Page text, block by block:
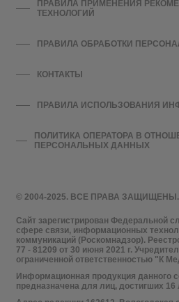
© 2004-2025. ВСЕ ПРАВА ЗАЩИЩЕНЫ.
Сайт зарегистрирован Федеральной
сфере связи, информационных
коммуникаций (Роскомнадзор).
77 - 81209 от 30 июня 2021 г.
ограниченной ответственностью "К
Информационная продукция данного
предназначена для лиц, достигших 16
ПРАВИЛА ПРИМЕНЕНИЯ
ТЕХНОЛОГИЙ
ПРАВИЛА ОБРАБОТКИ
КОНТАКТЫ
ПРАВИЛА ИСПОЛЬЗОВАНИЯ
ПОЛИТИКА ОПЕРАТОРА В
ПЕРСОНАЛЬНЫХ ДАННЫХ